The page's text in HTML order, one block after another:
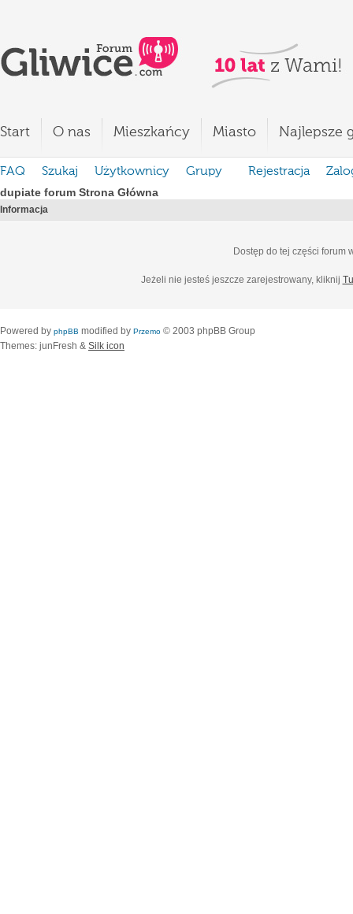
Start O nas Mieszkańcy Miasto Najlepsze
FAQ Szukaj Użytkownicy Grupy Rejestracja
dupiate forum Strona Główna
Informacja
Dostęp do tej części forum
Jeżeli nie jesteś jeszcze zarejestrowany, kliknij
Powered by phpBB modified by Przemo © 2003 phpBB Group
Themes: junFresh & Silk icon